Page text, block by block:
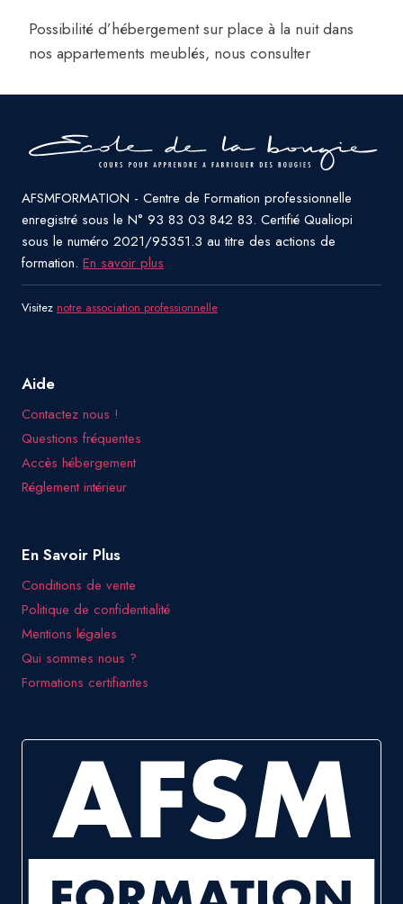
Possibilité d’hébergement sur place à la nuit dans
nos appartements meublés, nous consulter
AFSMFORMATION - Centre de Formation professionnelle
enregistré sous le N° 93 83 03 842 83. Certifié Qualiopi
sous le numéro 2021/95351.3 au titre des actions de
formation. En savoir plus
Visitez notre association professionnelle
Aide
Contactez nous !
Questions fréquentes
Accès hébergement
Réglement intérieur
En Savoir Plus
Conditions de vente
Politique de confidentialité
Mentions légales
Qui sommes nous ?
Formations certifiantes